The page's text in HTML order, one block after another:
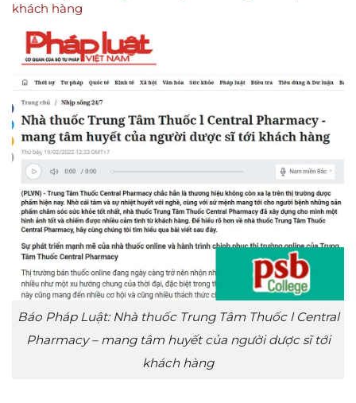
khách hàng
Báo Pháp Luật: Nhà thuốc Trung Tâm Thuốc l Central
Pharmacy – mang tâm huyết của người dược sĩ tới
khách hàng